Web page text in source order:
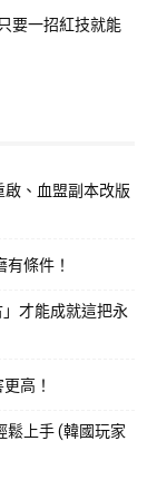
要一招紅技就能
啟、血盟副本改版
條件！
才能成就這把永
高！
鬆上手 (韓國玩家